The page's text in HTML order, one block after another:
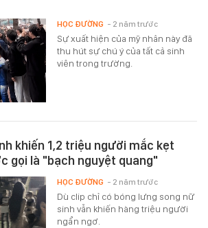
Sự xuất hiện của mỹ nhân này đã
thu hút sự chú ý của tất cả sinh
viên trong trường.
HỌC ĐƯỜNG - 2 năm trước
khiến 1,2 triệu người mắc kẹt
gọi là "bạch nguyệt quang"
Dù clip chỉ có bóng lưng song nữ
sinh vẫn khiến hàng triệu người
ngẩn ngơ.
HỌC ĐƯỜNG - 2 năm trước